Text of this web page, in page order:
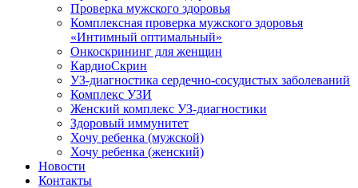
Проверка мужского здоровья
Комплексная проверка мужского здоровья
«Интимный оптимальный»
Онкоcкрининг для женщин
КардиоСкрин
УЗ-диагностика сердечно-сосудистых заболеваний
Комплекс УЗИ
Женский комплекс УЗ-диагностики
Здоровый иммунитет
Хочу ребенка (мужской)
Хочу ребенка (женский)
Новости
Контакты